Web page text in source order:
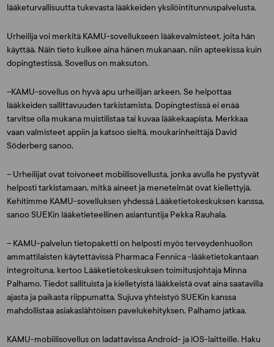
lääketurvallisuutta tukevasta lääkkeiden yksilöintitunnuspalvelusta.
Urheilija voi merkitä KAMU-sovellukseen lääkevalmisteet, joita hän
käyttää. Näin tieto kulkee aina hänen mukanaan, niin apteekissa kuin
dopingtestissä. Sovellus on maksuton.
–KAMU-sovellus on hyvä apu urheilijan arkeen. Se helpottaa
lääkkeiden sallittavuuden tarkistamista. Dopingtestissä ei enää
tarvitse olla mukana muistilistaa tai kuvaa lääkekaapista. Merkkaa
vaan valmisteet appiin ja katsoo sieltä, moukarinheittäjä David
Söderberg sanoo.
– Urheilijat ovat toivoneet mobiilisovellusta, jonka avulla he pystyvät
helposti tarkistamaan, mitkä aineet ja menetelmät ovat kiellettyjä.
Kehitimme KAMU-sovelluksen yhdessä Lääketietokeskuksen kanssa,
sanoo SUEKin lääketieteellinen asiantuntija Pekka Rauhala.
– KAMU-palvelun tietopaketti on helposti myös terveydenhuollon
ammattilaisten käytettävissä Pharmaca Fennica -lääketietokantaan
integroituna, kertoo Lääketietokeskuksen toimitusjohtaja Minna
Palhamo. Tiedot sallituista ja kielletyistä lääkkeistä ovat aina saatavilla
ajasta ja paikasta riippumatta. Sujuva yhteistyö SUEKin kanssa
mahdollistaa asiakaslähtöisen pavelukehityksen, Palhamo jatkaa.
KAMU-mobiilisovellus on ladattavissa Android- ja iOS-laitteille. Haku